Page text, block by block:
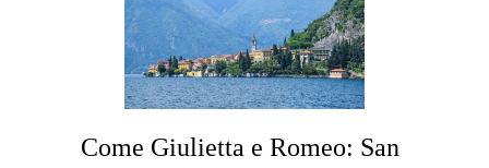
Come Giulietta e Romeo: San